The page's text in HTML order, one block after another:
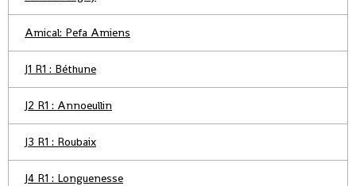
Amical: Pefa Amiens
J1 R1 : Béthune
J2 R1 : Annoeullin
J3 R1 : Roubaix
J4 R1 : Longuenesse